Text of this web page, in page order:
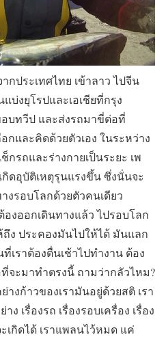
กประเทศไทย เข้าลาว ไปจีน
แบ่งยุโรปและเอเชียที่กรุง
บทวีป และส่งรถมาขี่ต่อที่
กและคิดด้วยตัวเอง ในระหว่าง
กรถและร่างกายเป็นระยะ เพ
กิดอุบัติเหตุรุนแรงขึ้น ซึ่งนั่นจะ
งรอบโลกด้วยตัวคนเดียว
งออกเดินทางแล้ว ไปรอบโลก
ง ประคองมันไปให้ได้ มันแลก
เราต้องตื่นเช้าไปทำงาน ต้อง
จะมาทำตรงนี้ ถามว่ากลัวไหม?
างก้าวของเรามันอยู่ด้วยสติ เรา
ง เรื่องรถ เรื่องรอบเครื่อง เรื่อง
เกิดได้ เราแพลนไว้หมด แค่